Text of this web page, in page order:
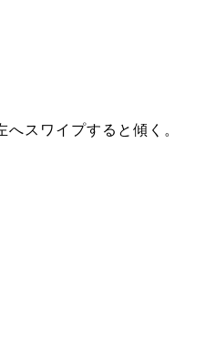
へスワイプすると傾く。